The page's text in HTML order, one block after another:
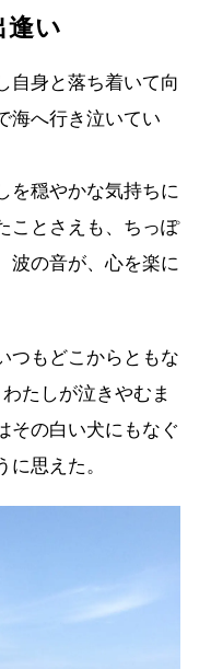
逢い
自身と落ち着いて向
海へ行き泣いてい
を穏やかな気持ちに
ことさえも、ちっぽ
波の音が、心を楽に
つもどこからともな
たしが泣きやむま
その白い犬にもなぐ
思えた。